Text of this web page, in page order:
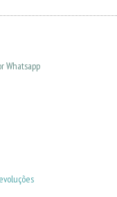
Whatsapp